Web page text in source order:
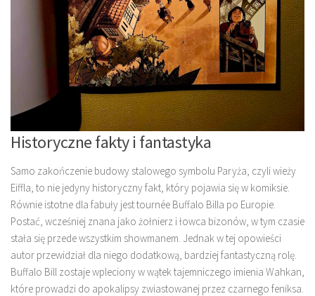
Historyczne fakty i fantastyka
Samo zakończenie budowy stalowego symbolu Paryża, czyli wieży
Eiffla, to nie jedyny historyczny fakt, który pojawia się w komiksie.
Równie istotne dla fabuły jest tournée Buffalo Billa po Europie.
Postać, wcześniej znana jako żołnierz i łowca bizonów, w tym czasie
stała się przede wszystkim showmanem. Jednak w tej opowieści
autor przewidział dla niego dodatkową, bardziej fantastyczną rolę.
Buffalo Bill zostaje wpleciony w wątek tajemniczego imienia Wahkan,
które prowadzi do apokalipsy zwiastowanej przez czarnego feniksa.